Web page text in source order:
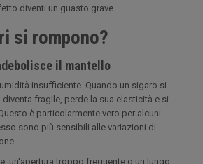
diventi un guasto grave.
si rompono?
il mantello
insufficiente. Quando un sigaro si
fragile, perde la sua elasticità e si
è particolarmente vero per alcuni
sono più sensibili alle variazioni di
un'apertura troppo frequente o un lungo